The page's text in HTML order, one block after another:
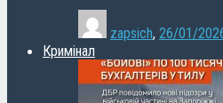
zapsich, 26/01/
Кримінал